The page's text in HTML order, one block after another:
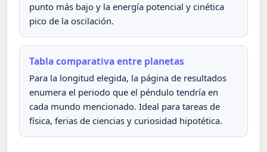
punto más bajo y la energía potencial y cinética
pico de la oscilación.
Tabla comparativa entre planetas
Para la longitud elegida, la página de resultados
enumera el periodo que el péndulo tendría en
cada mundo mencionado. Ideal para tareas de
física, ferias de ciencias y curiosidad hipotética.